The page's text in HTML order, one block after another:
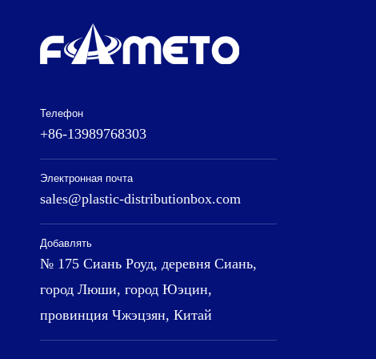
Телефон
+86-13989768303
Электронная почта
sales@plastic-distributionbox.com
Добавлять
№ 175 Сиань Роуд, деревня Сиань,
город Люши, город Юэцин,
провинция Чжэцзян, Китай